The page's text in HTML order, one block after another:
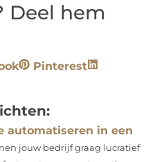
Deel hem
Pinterest
automatiseren in een
jouw bedrijf graag lucratief